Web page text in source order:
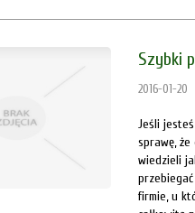
Szybki
2016-01-20
Jeśli
sprawę,
wiedzieli
firmie, u